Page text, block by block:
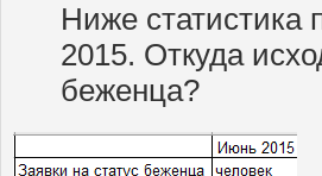
Ниже статистика
2015. Откуда
беженца?